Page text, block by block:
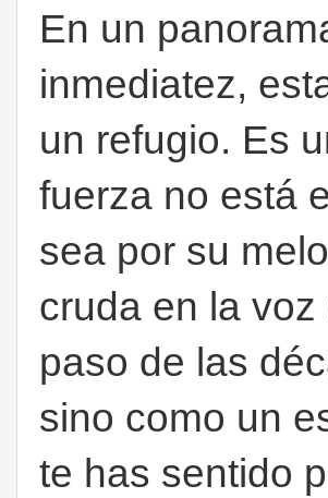
En un
inmediatez,
un refugio. Es
fuerza no está
sea por su
cruda en la
paso de las
sino como un
te has sentido